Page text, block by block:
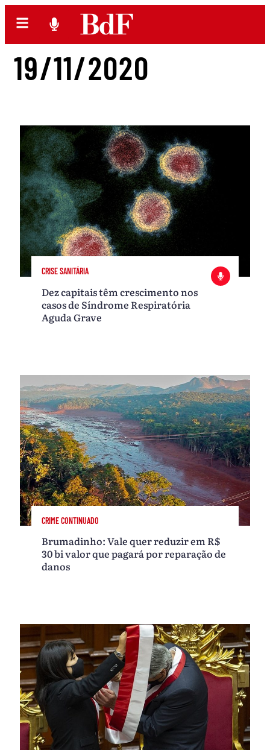
19/11/2020
CRISE SANITÁRIA
Dez capitais têm crescimento nos
casos de Síndrome Respiratória
Aguda Grave
CRIME CONTINUADO
Brumadinho: Vale quer reduzir em R$
30 bi valor que pagará por reparação de
danos